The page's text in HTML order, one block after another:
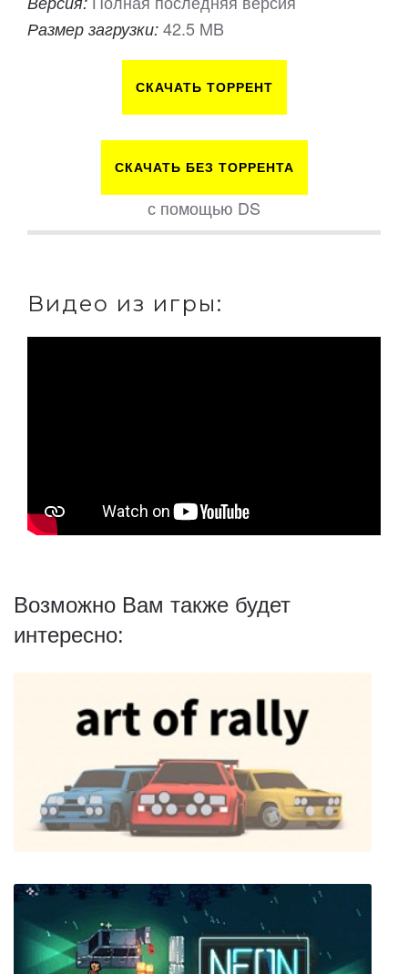
Размер загрузки: 42.5 MB
СКАЧАТЬ ТОРРЕНТ
СКАЧАТЬ БЕЗ ТОРРЕНТА
с помощью DS
Видео из игры:
Возможно Вам также будет
интересно: